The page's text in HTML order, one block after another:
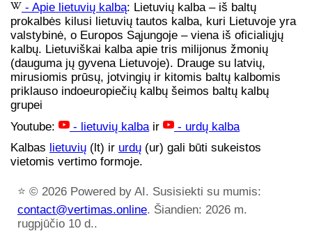
- Apie lietuvių kalbą: Lietuvių kalba – iš baltų
prokalbės kilusi lietuvių tautos kalba, kuri Lietuvoje yra
valstybinė, o Europos Sąjungoje – viena iš oficialiųjų
kalbų. Lietuviškai kalba apie tris milijonus žmonių
(dauguma jų gyvena Lietuvoje). Drauge su latvių,
mirusiomis prūsų, jotvingių ir kitomis baltų kalbomis
priklauso indoeuropiečių kalbų šeimos baltų kalbų
grupei
Youtube:
- lietuvių kalbair
- urdų kalba
Kalbas lietuvių (lt) ir urdų (ur) gali būti sukeistos
vietomis vertimo formoje.
⭐ © 2026 Powered by AI. Susisiekti su mumis:
contact@vertimas.online. Šiandien: 2026 m.
rugpjūčio 10 d..